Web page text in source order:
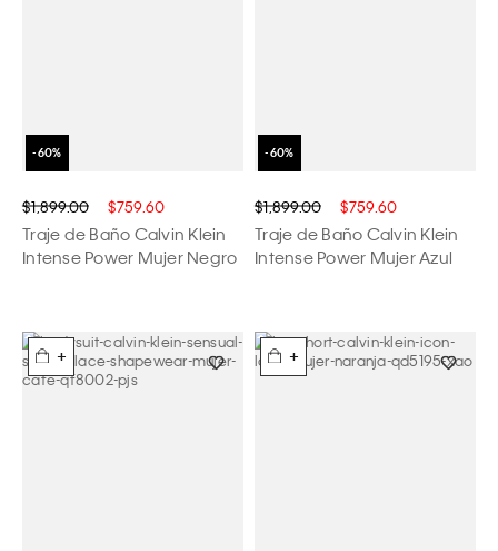
$1,899.00 $759.60
Traje de Baño Calvin Klein
Intense Power Mujer Negro
$1,899.00 $759.60
Traje de Baño Calvin Klein
Intense Power Mujer Azul
+ +